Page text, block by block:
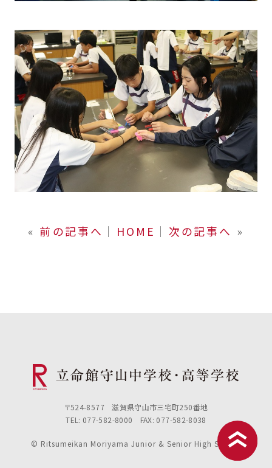
« 前の記事へ │ HOME │ 次の記事へ »
〒524-8577 滋賀県守山市三宅町250番地
TEL: 077-582-8000 FAX: 077-582-8038
© Ritsumeikan Moriyama Junior & Senior High School